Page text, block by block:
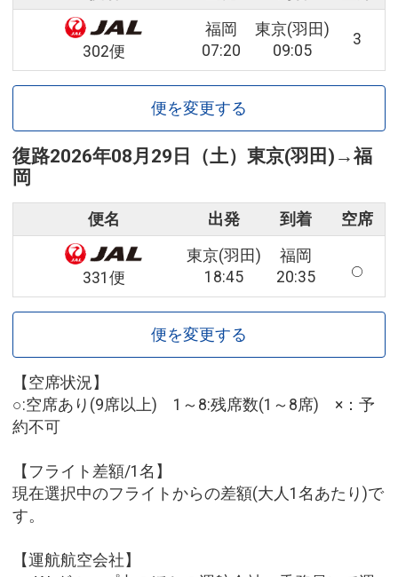
302便
福岡
07:20
東京(羽田)
09:05
3
便を変更する
復路2026年08月29日（土） 東京(羽田) →福
岡
便名 出発 到着 空席
331便
東京(羽田)
18:45
福岡
20:35
便を変更する
【空席状況】
○:空席あり(9席以上) 1～8:残席数(1～8席) ×：予
約不可
【フライト差額/1名】
現在選択中のフライトからの差額(大人1名あたり)で
す。
【運航航空会社】